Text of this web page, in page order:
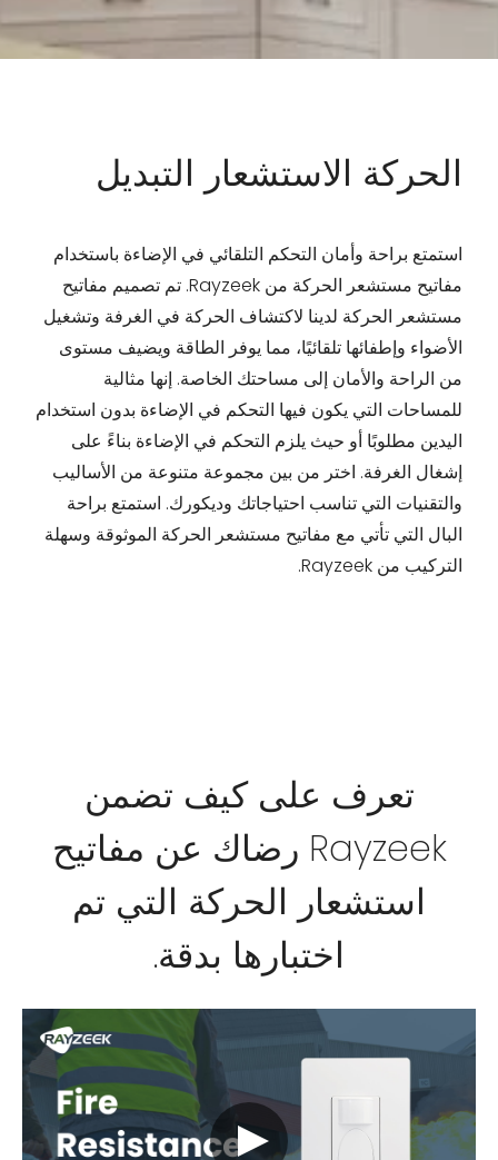
الحركة الاستشعار التبديل
استمتع براحة وأمان التحكم التلقائي في الإضاءة باستخدام
مفاتيح مستشعر الحركة من Rayzeek. تم تصميم مفاتيح
مستشعر الحركة لدينا لاكتشاف الحركة في الغرفة وتشغيل
الأضواء وإطفائها تلقائيًا، مما يوفر الطاقة ويضيف مستوى
من الراحة والأمان إلى مساحتك الخاصة. إنها مثالية
للمساحات التي يكون فيها التحكم في الإضاءة بدون استخدام
اليدين مطلوبًا أو حيث يلزم التحكم في الإضاءة بناءً على
إشغال الغرفة. اختر من بين مجموعة متنوعة من الأساليب
والتقنيات التي تناسب احتياجاتك وديكورك. استمتع براحة
البال التي تأتي مع مفاتيح مستشعر الحركة الموثوقة وسهلة
التركيب من Rayzeek.
تعرف على كيف تضمن
Rayzeek رضاك ​​عن مفاتيح
استشعار الحركة التي تم
اختبارها بدقة.